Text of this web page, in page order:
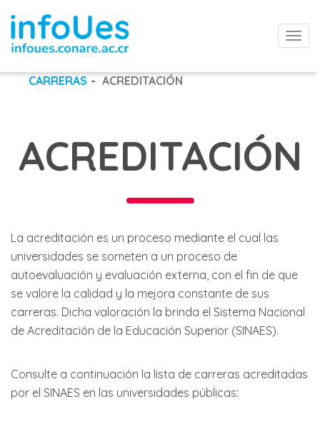
CARRERAS
ACREDITACIÓN
ACREDITACIÓN
La acreditación es un proceso mediante el cual las
universidades se someten a un proceso de
autoevaluación y evaluación externa, con el fin de que
se valore la calidad y la mejora constante de sus
carreras. Dicha valoración la brinda el Sistema Nacional
de Acreditación de la Educación Superior (SINAES).
Consulte a continuación la lista de carreras acreditadas
por el SINAES en las universidades públicas: